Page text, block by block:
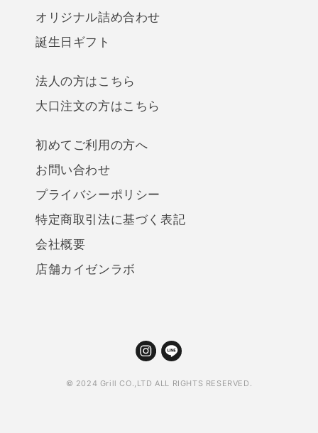
オリジナル詰め合わせ
誕生日ギフト
法人の方はこちら
大口注文の方はこちら
初めてご利用の方へ
お問い合わせ
プライバシーポリシー
特定商取引法に基づく表記
会社概要
店舗カイゼンラボ
© 2024 Grill CO.,LTD ALL RIGHTS RESERVED.